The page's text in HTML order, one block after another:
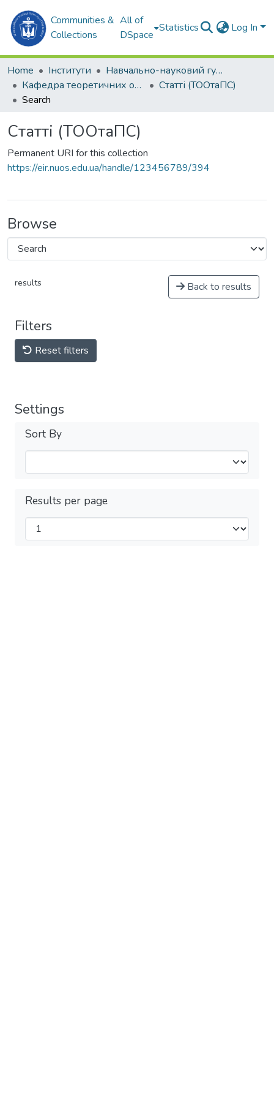
Communities &
Collections
All of
DSpace
Statistics Log In
Home Інститути
Навчально-науковий гуманітарний інститут (ННГІ)
Кафедра теоретичних основ олімпійського та професійного спорту (ТООтаПС)
Статті (ТООтаПС)
Search
Статті (ТООтаПС)
Permanent URI for this collection
https://eir.nuos.edu.ua/handle/123456789/394
Browse
results Back to results
Filters
Reset filters
Settings
Sort By
Results per page